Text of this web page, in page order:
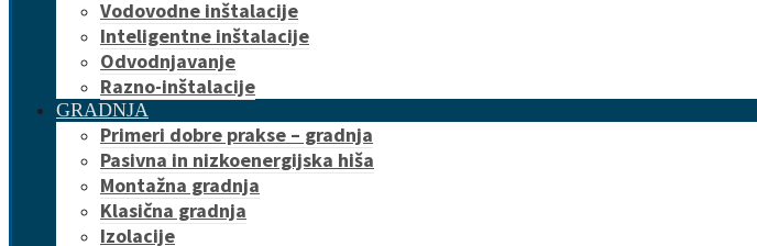
Vodovodne inštalacije
Inteligentne inštalacije
Odvodnjavanje
Razno-inštalacije
GRADNJA
Primeri dobre prakse – gradnja
Pasivna in nizkoenergijska hiša
Montažna gradnja
Klasična gradnja
Izolacije